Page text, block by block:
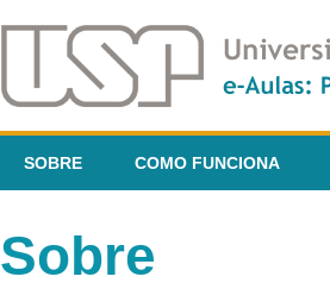
SOBRE COMO FUNCIONA
Sobre